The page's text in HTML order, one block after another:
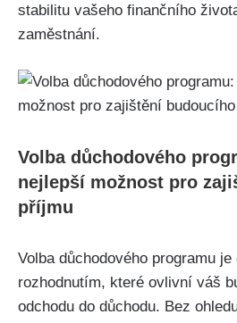
stabilitu vašeho finančního
zaměstnání.
Volba důchodového
nejlepší možnost pro
příjmu
Volba důchodového programu je
rozhodnutím, které ovlivní váš
odchodu do důchodu. Bez